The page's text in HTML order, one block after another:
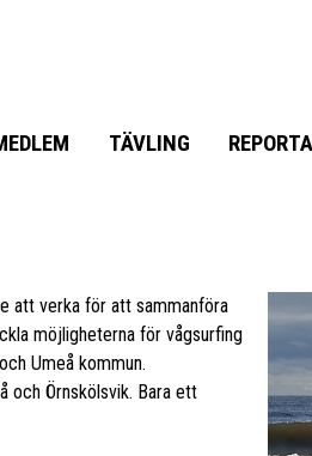
TÄVLING
att verka för att sammanföra
möjligheterna för vågsurfing
Umeå kommun.
och Örnskölsvik. Bara ett